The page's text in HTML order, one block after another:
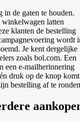
de gaten te houden.
latten
klanten de bestelling
wordt
Je kent dergelijke
zoals bol.com. Een
een e-mailherinnering
druk op de knop komt
bestelling af te